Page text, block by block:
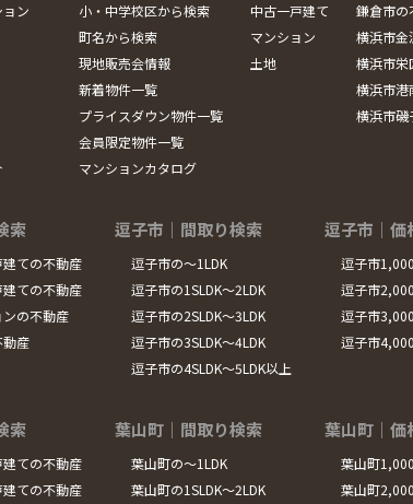
ン
小・中学校区から検索
町名から検索
現地販売会情報
新着物件一覧
プライスダウン物件一覧
会員限定物件一覧
マンションカタログ
中古一戸建て
マンション
土地
鎌倉市の
横浜市金
横浜市栄
横浜市港
横浜市磯
索
ての不動産
ての不動産
の不動産
動産
逗子市｜間取り検索
逗子市の～1LDK
逗子市の1SLDK～2LDK
逗子市の2SLDK～3LDK
逗子市の3SLDK～4LDK
逗子市の4SLDK～5LDK以上
逗子市｜価
逗子市
逗子市
逗子市
逗子市
索
ての不動産
ての不動産
葉山町｜間取り検索
葉山町の～1LDK
葉山町の1SLDK～2LDK
葉山町｜価
葉山町
葉山町